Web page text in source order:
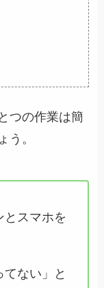
つの作業は簡
う。
とスマホを
てない」と